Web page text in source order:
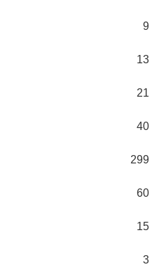
9
13
21
40
299
60
15
3